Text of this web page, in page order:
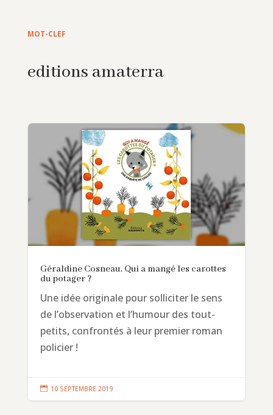
MOT-CLEF
editions amaterra
Géraldine Cosneau, Qui a mangé les carottes
du potager ?
Une idée originale pour solliciter le sens
de l’observation et l’humour des tout-
petits, confrontés à leur premier roman
policier !
 10 SEPTEMBRE 2019